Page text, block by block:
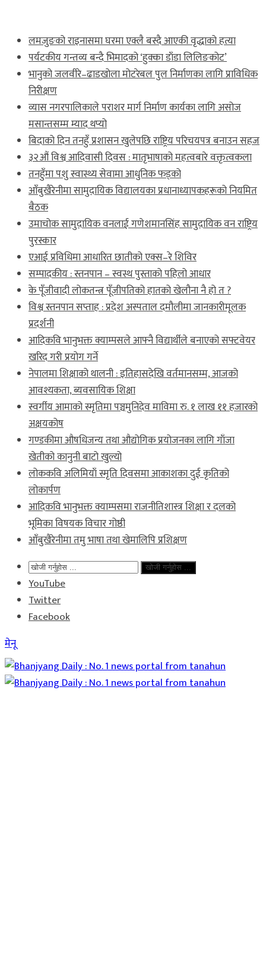
लमजुङको राइनासमा घरमा एक्लै बस्दै आएकी वृद्धाको हत्या
पर्यटकीय गन्तव्य बन्दै भिमादको ‘हुक्का डाँडा लिलिङकोट’
भानुको जलवीरे–ढाडखोला मोटरेबल पुल निर्माणका लागि प्राविधिक
निरीक्षण
व्यास नगरपालिकाले पराशर मार्ग निर्माण कार्यका लागि असोज
मसान्तसम्म म्याद थप्यो
बिदाको दिन तनहुँ प्रशासन खुलेपछि राष्ट्रिय परिचयपत्र बनाउन सहज
३२औं विश्व आदिवासी दिवस : मातृभाषाको महत्वबारे वक्तृत्वकला
तनहुँमा पशु स्वास्थ्य सेवामा आधुनिक फड्को
आँबुखैरेनीमा सामुदायिक विद्यालयका प्रधानाध्यापकहरूको नियमित
बैठक
उमाचोक सामुदायिक वनलाई गणेशमानसिंह सामुदायिक वन राष्ट्रिय
पुरस्कार
एआई प्रविधिमा आधारित छातीको एक्स–रे शिविर
सम्पादकीय : स्तनपान – स्वस्थ पुस्ताको पहिलो आधार
के पूँजीवादी लोकतन्त्र पूँजीपतिको हातको खेलौना नै हो त ?
विश्व स्तनपान सप्ताह : प्रदेश अस्पताल दमौलीमा जानकारीमूलक
प्रदर्शनी
आदिकवि भानुभक्त क्याम्पसले आफ्नै विद्यार्थीले बनाएको सफ्टवेयर
खरिद गरी प्रयोग गर्ने
नेपालमा शिक्षाको थालनी : इतिहासदेखि वर्तमानसम्म, आजको
आवश्यकता, ब्यवसायिक शिक्षा
स्वर्गीय आमाको स्मृतिमा पञ्चमुनिदेव माविमा रु. १ लाख ११ हजारको
अक्षयकोष
गण्डकीमा औषधिजन्य तथा औद्योगिक प्रयोजनका लागि गाँजा
खेतीको कानुनी बाटो खुल्यो
लोककवि अलिमियाँ स्मृति दिवसमा आकाशका दुई कृतिको
लोकार्पण
आदिकवि भानुभक्त क्याम्पसमा राजनीतिशास्त्र शिक्षा र दलको
भूमिका विषयक विचार गोष्ठी
आँबुखैरेनीमा तमु भाषा तथा खेमालिपि प्रशिक्षण
खोजी गर्नुहोस ...
YouTube
Twitter
Facebook
मेनू